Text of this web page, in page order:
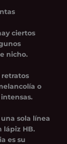
ciertos
nicho.
retratos
o
sola línea
lápiz HB.
es su